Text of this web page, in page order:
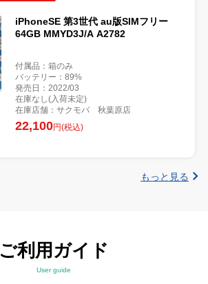
iPhoneSE 第3世代 au版SIMフリー
64GB MMYD3J/A A2782
付属品：箱のみ
バッテリー：89%
発売日：2022/03
在庫なし(入荷未定)
在庫店舗：サクモバ 秋葉原店
22,100円(税込)
もっと見る
ご利用ガイド
User guide